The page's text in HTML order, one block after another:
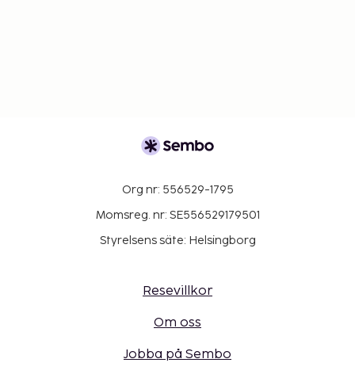
Org nr: 556529-1795
Momsreg. nr: SE556529179501
Styrelsens säte: Helsingborg
Resevillkor
Om oss
Jobba på Sembo